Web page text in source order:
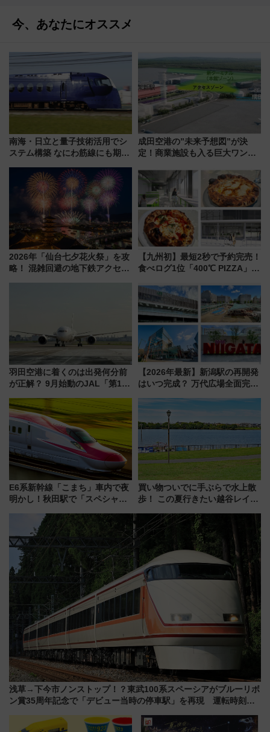
今、あなたにオススメ
南海・日立と量子技術活用でシ
ステム構築 なにわ筋線にも期待
成田空港の”未来予想図”が決
定！商業施設も入る巨大ワンタ
で新型特急が品川･羽田とを結
ぶ！ JR空港駅は2面3線化！
2026年「仙台七夕花火祭」を攻
略！ 混雑回避の地下鉄アクセス
【九州初】最短2秒で予約完売！
食べログ1位「400℃ PIZZA」が
プン。もつ鍋風など限定メニュ
ーも
羽田空港に着くのは出発何分前
が正解？ 9月始動のJAL「第1タ
歩1キロ超え！ 知っておきたい
変更点まとめ
【2026年最新】新潟駅の再開発
はいつ完成？ 万代広場全面完成
開発、バスタ新潟構想まで徹底
E6系新幹線「こまち」車内で夜
明かし！秋田駅で「スペシャル
買い物ついでに手ぶらで水上散
歩！ この夏行きたい越谷レイク
ア「LAKESIDE PARK」（埼玉
県越谷市）
浅草→下今市ノンストップ！？東武100系スペーシアがブルーリボ
ン賞35周年記念で「デビュー当時の停車駅」を再現 運転時刻や